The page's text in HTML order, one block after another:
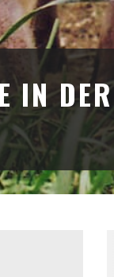
IN DER